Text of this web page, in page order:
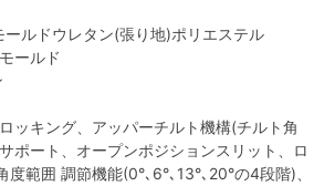
ルドウレタン(張り地)ポリエステル
ールド
ッキング、アッパーチルト機構(チルト角
ポート、オープンポジションスリット、ロ
範囲 調節機能(0°､6°､13°､20°の4段階)、